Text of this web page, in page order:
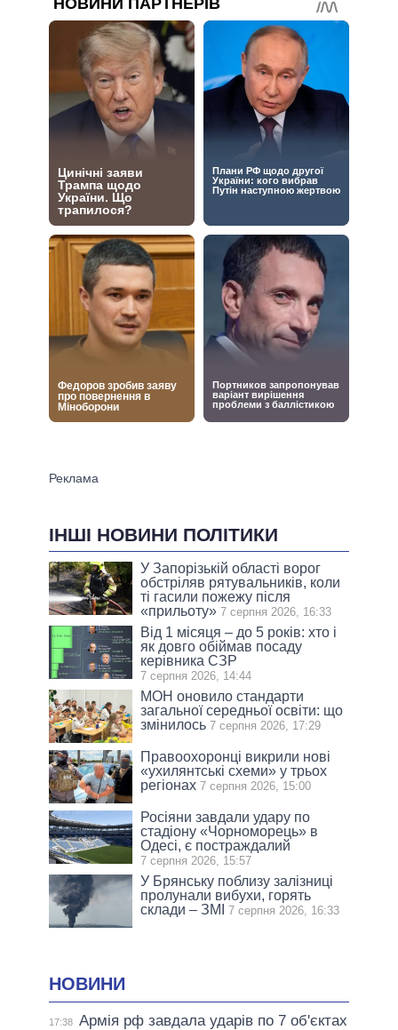
ІНШІ НОВИНИ ПОЛІТИКИ
У Запорізькій області ворог
обстріляв рятувальників, коли
ті гасили пожежу після
«прильоту» 7 серпня 2026, 16:33
Від 1 місяця – до 5 років: хто і
як довго обіймав посаду
керівника СЗР
7 серпня 2026, 14:44
МОН оновило стандарти
загальної середньої освіти: що
змінилось 7 серпня 2026, 17:29
Правоохоронці викрили нові
«ухилянтські схеми» у трьох
регіонах 7 серпня 2026, 15:00
Росіяни завдали удару по
стадіону «Чорноморець» в
Одесі, є постраждалий
7 серпня 2026, 15:57
У Брянську поблизу залізниці
пролунали вибухи, горять
склади – ЗМІ
7 серпня 2026, 16:33
НОВИНИ
17:38 Армія рф завдала ударів по 7 об'єктах